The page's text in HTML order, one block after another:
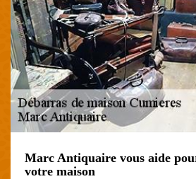
Marc Antiquaire vous aide
votre maison